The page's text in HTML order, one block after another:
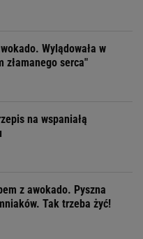
Wylądowała w
złamanego serca"
na wspaniałą
z awokado. Pyszna
Tak trzeba żyć!